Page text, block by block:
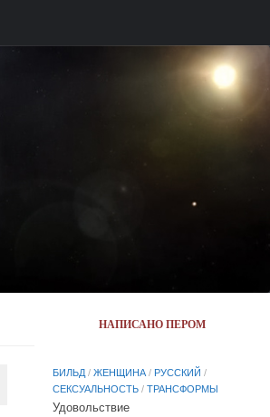
НАПИСАНО ПЕРОМ
БИЛЬД / ЖЕНЩИНА / РУССКИЙ /
СЕКСУАЛЬНОСТЬ / ТРАНСФОРМЫ
Удовольствие